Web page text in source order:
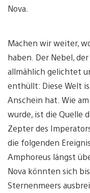
Nova.
Machen wir weiter,
haben. Der Nebel,
allmählich gelichtet
enthüllt: Diese Welt
Anschein hat. Wie
wurde, ist die Quelle
Zepter des
die folgenden
Amphoreus längst
Nova könnten sich
Sternenmeers